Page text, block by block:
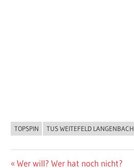
ALLGEMEIN
TOPSPIN TUS WEITEFELD LANGENBACH
Vorheriger
Wer will? Wer hat noch nicht?